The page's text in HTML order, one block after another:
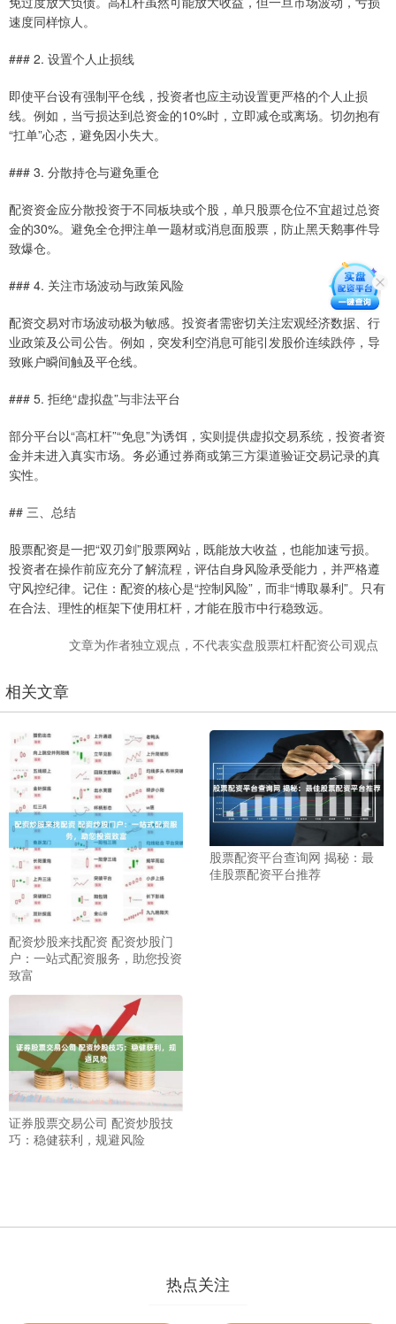
速度同样惊人。
### 2. 设置个人止损线
即使平台设有强制平仓线，投资者也应主动设置更严格的个人止损
线。例如，当亏损达到总资金的10%时，立即减仓或离场。切勿抱有
“扛单”心态，避免因小失大。
### 3. 分散持仓与避免重仓
配资资金应分散投资于不同板块或个股，单只股票仓位不宜超过总资
金的30%。避免全仓押注单一题材或消息面股票，防止黑天鹅事件导
致爆仓。
### 4. 关注市场波动与政策风险
配资交易对市场波动极为敏感。投资者需密切关注宏观经济数据、行
业政策及公司公告。例如，突发利空消息可能引发股价连续跌停，导
致账户瞬间触及平仓线。
### 5. 拒绝“虚拟盘”与非法平台
部分平台以“高杠杆”“免息”为诱饵，实则提供虚拟交易系统，投资者资
金并未进入真实市场。务必通过券商或第三方渠道验证交易记录的真
实性。
## 三、总结
股票配资是一把“双刃剑”股票网站，既能放大收益，也能加速亏损。
投资者在操作前应充分了解流程，评估自身风险承受能力，并严格遵
守风控纪律。记住：配资的核心是“控制风险”，而非“博取暴利”。只有
在合法、理性的框架下使用杠杆，才能在股市中行稳致远。
文章为作者独立观点，不代表实盘股票杠杆配资公司观点
相关文章
配资炒股来找配资 配资炒股门
户：一站式配资服务，助您投资
致富
股票配资平台查询网 揭秘：最
佳股票配资平台推荐
证券股票交易公司 配资炒股技
巧：稳健获利，规避风险
热点关注